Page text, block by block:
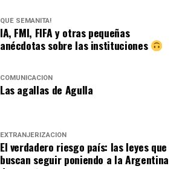
QUÉ SEMANITA!
IA, FMI, FIFA y otras pequeñas
anécdotas sobre las instituciones
COMUNICACIÓN
Las agallas de Agulla
EXTRANJERIZACIÓN
El verdadero riesgo país: las leyes que
buscan seguir poniendo a la Argentina